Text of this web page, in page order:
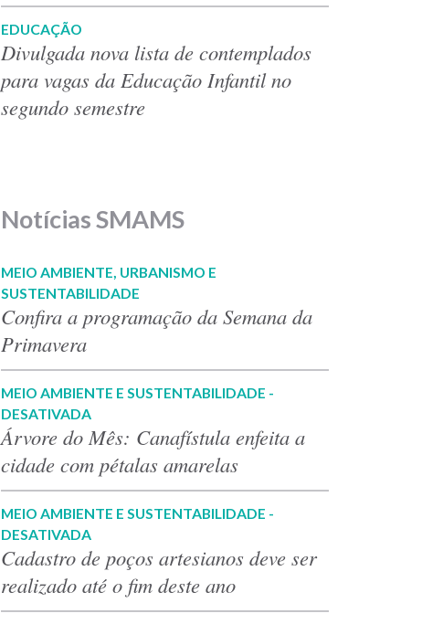
EDUCAÇÃO
Divulgada nova lista de contemplados
para vagas da Educação Infantil no
segundo semestre
Notícias SMAMS
MEIO AMBIENTE, URBANISMO E
SUSTENTABILIDADE
Confira a programação da Semana da
Primavera
MEIO AMBIENTE E SUSTENTABILIDADE -
DESATIVADA
Árvore do Mês: Canafístula enfeita a
cidade com pétalas amarelas
MEIO AMBIENTE E SUSTENTABILIDADE -
DESATIVADA
Cadastro de poços artesianos deve ser
realizado até o fim deste ano